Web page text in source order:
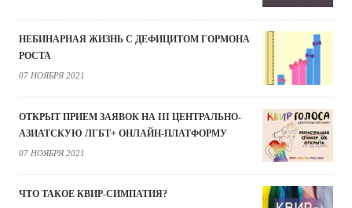
НЕБИНАРНАЯ ЖИЗНЬ С ДЕФИЦИТОМ ГОРМОНА
РОСТА
07 НОЯБРЯ 2021
ОТКРЫТ ПРИЕМ ЗАЯВОК НА III ЦЕНТРАЛЬНО-
АЗИАТСКУЮ ЛГБТ+ ОНЛАЙН-ПЛАТФОРМУ
07 НОЯБРЯ 2021
ЧТО ТАКОЕ КВИР-СИМПАТИЯ?